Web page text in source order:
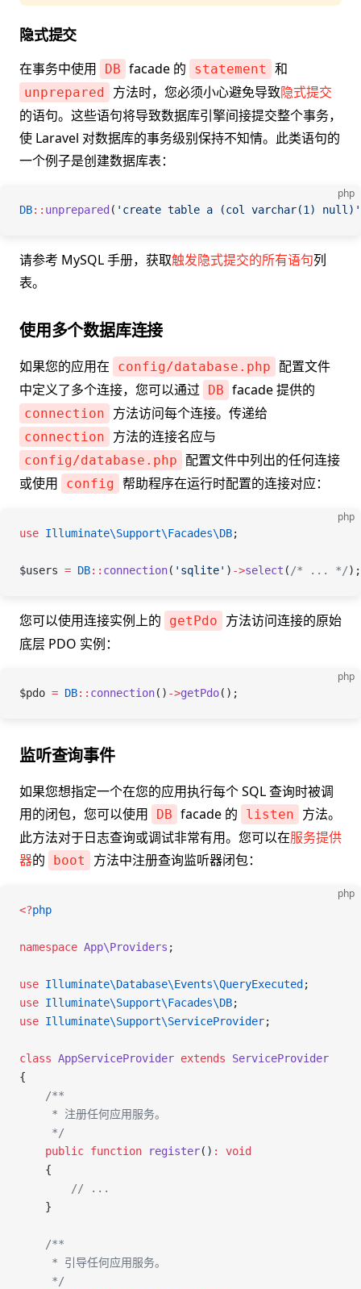
隐式提交
在事务中使用 DB facade 的 statement 和
unprepared 方法时，您必须小心避免导致隐式提交
的语句。这些语句将导致数据库引擎间接提交整个事务，
使 Laravel 对数据库的事务级别保持不知情。此类语句的
一个例子是创建数据库表：
php
DB:: unprepared ( 'create table a (col varchar(1) null)'
请参考 MySQL 手册，获取触发隐式提交的所有语句列
表。
使用多个数据库连接
如果您的应用在 config/database.php
配置文件
中定义了多个连接，您可以通过 DB facade 提供的
connection 方法访问每个连接。传递给
connection 方法的连接名应与
config/database.php
配置文件中列出的任何连接
或使用
config 帮助程序在运行时配置的连接对应：
php
use Illuminate\Support\Facades\DB;
$users = DB:: connection( 'sqlite' ) ->select ( /* ... */);
您可以使用连接实例上的 getPdo
方法访问连接的原始
底层 PDO 实例：
php
$pdo = DB:: connection() ->getPdo();
监听查询事件
如果您想指定一个在您的应用执行每个 SQL 查询时被调
用的闭包，您可以使用
DB facade 的 listen
方法。
此方法对于日志查询或调试非常有用。您可以在服务提供
器的 boot 方法中注册查询监听器闭包：
php
<?php
namespace App\Providers ;
use Illuminate\Database\Events\QueryExecuted ;
use Illuminate\Support\Facades\DB;
use Illuminate\Support\ServiceProvider;
class AppServiceProvider extends ServiceProvider
{
    /**
     * 注册任何应用服务。
     */
    public
function register() :
void
    {
        // ...
    }
    /**
     * 引导任何应用服务。
     */